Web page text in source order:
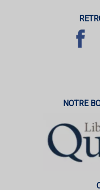
NOTRE